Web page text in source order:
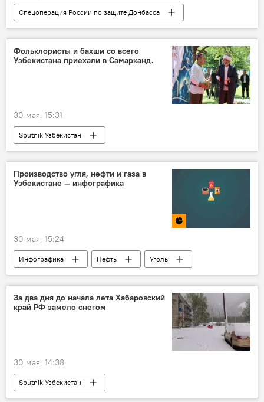
Спецоперация России по защите Донбасса
СВО
Россия
Украина
спецоперация
Минобороны РФ
безопасность
ВСУ
Фольклористы и бахши со всего
Узбекистана приехали в Самарканд.
30 мая, 15:31
Sputnik Узбекистан
Производство угля, нефти и газа в
Узбекистане — инфографика
30 мая, 15:24
Инфографика Нефть
Уголь
добыча угля
добыча нефти
природный газ
Узбекистан
промышленность
За два дня до начала лета Хабаровский
край РФ замело снегом
30 мая, 14:38
Sputnik Узбекистан